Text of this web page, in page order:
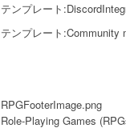
テンプレート
テンプレート:Community
RPGFooterImage.png
Role-Playing Games